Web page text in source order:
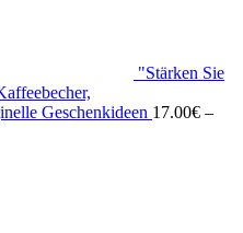
"Stärken Sie
Geschenkideen 17.00€ –